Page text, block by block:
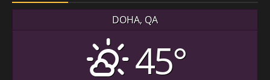
DOHA, QA
45°